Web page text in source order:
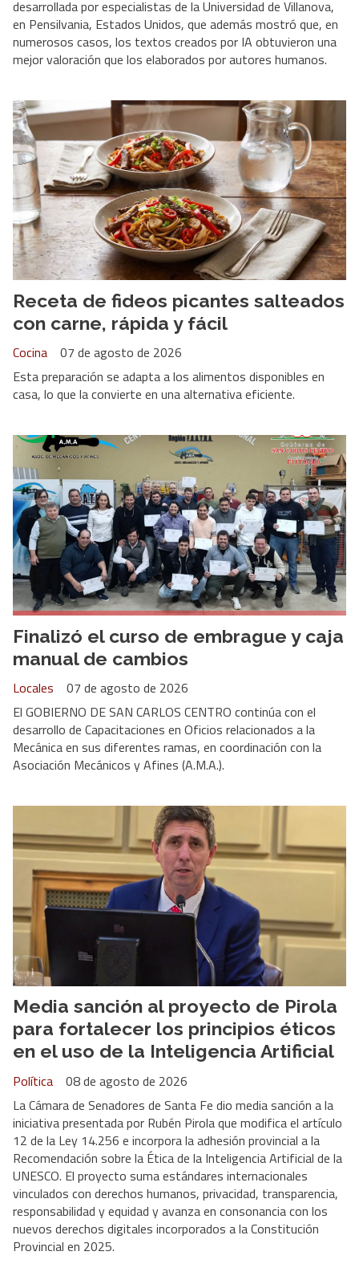
desarrollada por especialistas de la Universidad de Villanova,
en Pensilvania, Estados Unidos, que además mostró que, en
numerosos casos, los textos creados por IA obtuvieron una
mejor valoración que los elaborados por autores humanos.
Receta de fideos picantes salteados
con carne, rápida y fácil
Cocina
07 de agosto de 2026
Esta preparación se adapta a los alimentos disponibles en
casa, lo que la convierte en una alternativa eficiente.
Finalizó el curso de embrague y caja
manual de cambios
Locales
07 de agosto de 2026
El GOBIERNO DE SAN CARLOS CENTRO continúa con el
desarrollo de Capacitaciones en Oficios relacionados a la
Mecánica en sus diferentes ramas, en coordinación con la
Asociación Mecánicos y Afines (A.M.A.).
Media sanción al proyecto de Pirola
para fortalecer los principios éticos
en el uso de la Inteligencia Artificial
Política
08 de agosto de 2026
La Cámara de Senadores de Santa Fe dio media sanción a la
iniciativa presentada por Rubén Pirola que modifica el artículo
12 de la Ley 14.256 e incorpora la adhesión provincial a la
Recomendación sobre la Ética de la Inteligencia Artificial de la
UNESCO. El proyecto suma estándares internacionales
vinculados con derechos humanos, privacidad, transparencia,
responsabilidad y equidad y avanza en consonancia con los
nuevos derechos digitales incorporados a la Constitución
Provincial en 2025.